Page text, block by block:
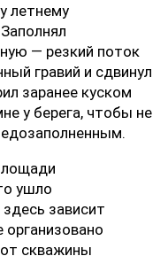
летнему
— резкий поток
гравий и сдвинул
заранее куском
у берега, чтобы не
ушло
зависит
организовано
скважины